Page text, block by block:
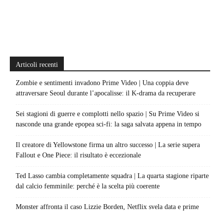
Articoli recenti
Zombie e sentimenti invadono Prime Video | Una coppia deve
attraversare Seoul durante l’apocalisse: il K-drama da recuperare
Sei stagioni di guerre e complotti nello spazio | Su Prime Video si
nasconde una grande epopea sci-fi: la saga salvata appena in tempo
Il creatore di Yellowstone firma un altro successo | La serie supera
Fallout e One Piece: il risultato è eccezionale
Ted Lasso cambia completamente squadra | La quarta stagione riparte
dal calcio femminile: perché è la scelta più coerente
Monster affronta il caso Lizzie Borden, Netflix svela data e prime